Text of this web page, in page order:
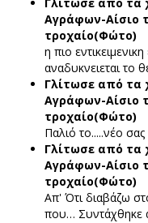
Αγράφων-Αίσιο
τροχαίο(Φώτο)
η πιο
αναδυκνειεται το
Γλίτωσε από τα
Αγράφων-Αίσιο
τροχαίο(Φώτο)
Παλιό το.....νέο σας
Γλίτωσε από τα
Αγράφων-Αίσιο
τροχαίο(Φώτο)
Απ' Ότι διαβάζω
που…